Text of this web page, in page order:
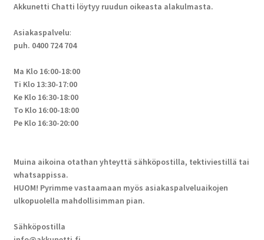
Akkunetti Chatti löytyy ruudun oikeasta alakulmasta.
Asiakaspalvelu:
puh. 0400 724 704
Ma Klo 16:00-18:00
Ti Klo 13:30-17:00
Ke Klo 16:30-18:00
To Klo 16:00-18:00
Pe Klo 16:30-20:00
Muina aikoina otathan yhteyttä sähköpostilla, tektiviestillä tai
whatsappissa.
HUOM! Pyrimme vastaamaan myös asiakaspalveluaikojen
ulkopuolella mahdollisimman pian.
Sähköpostilla